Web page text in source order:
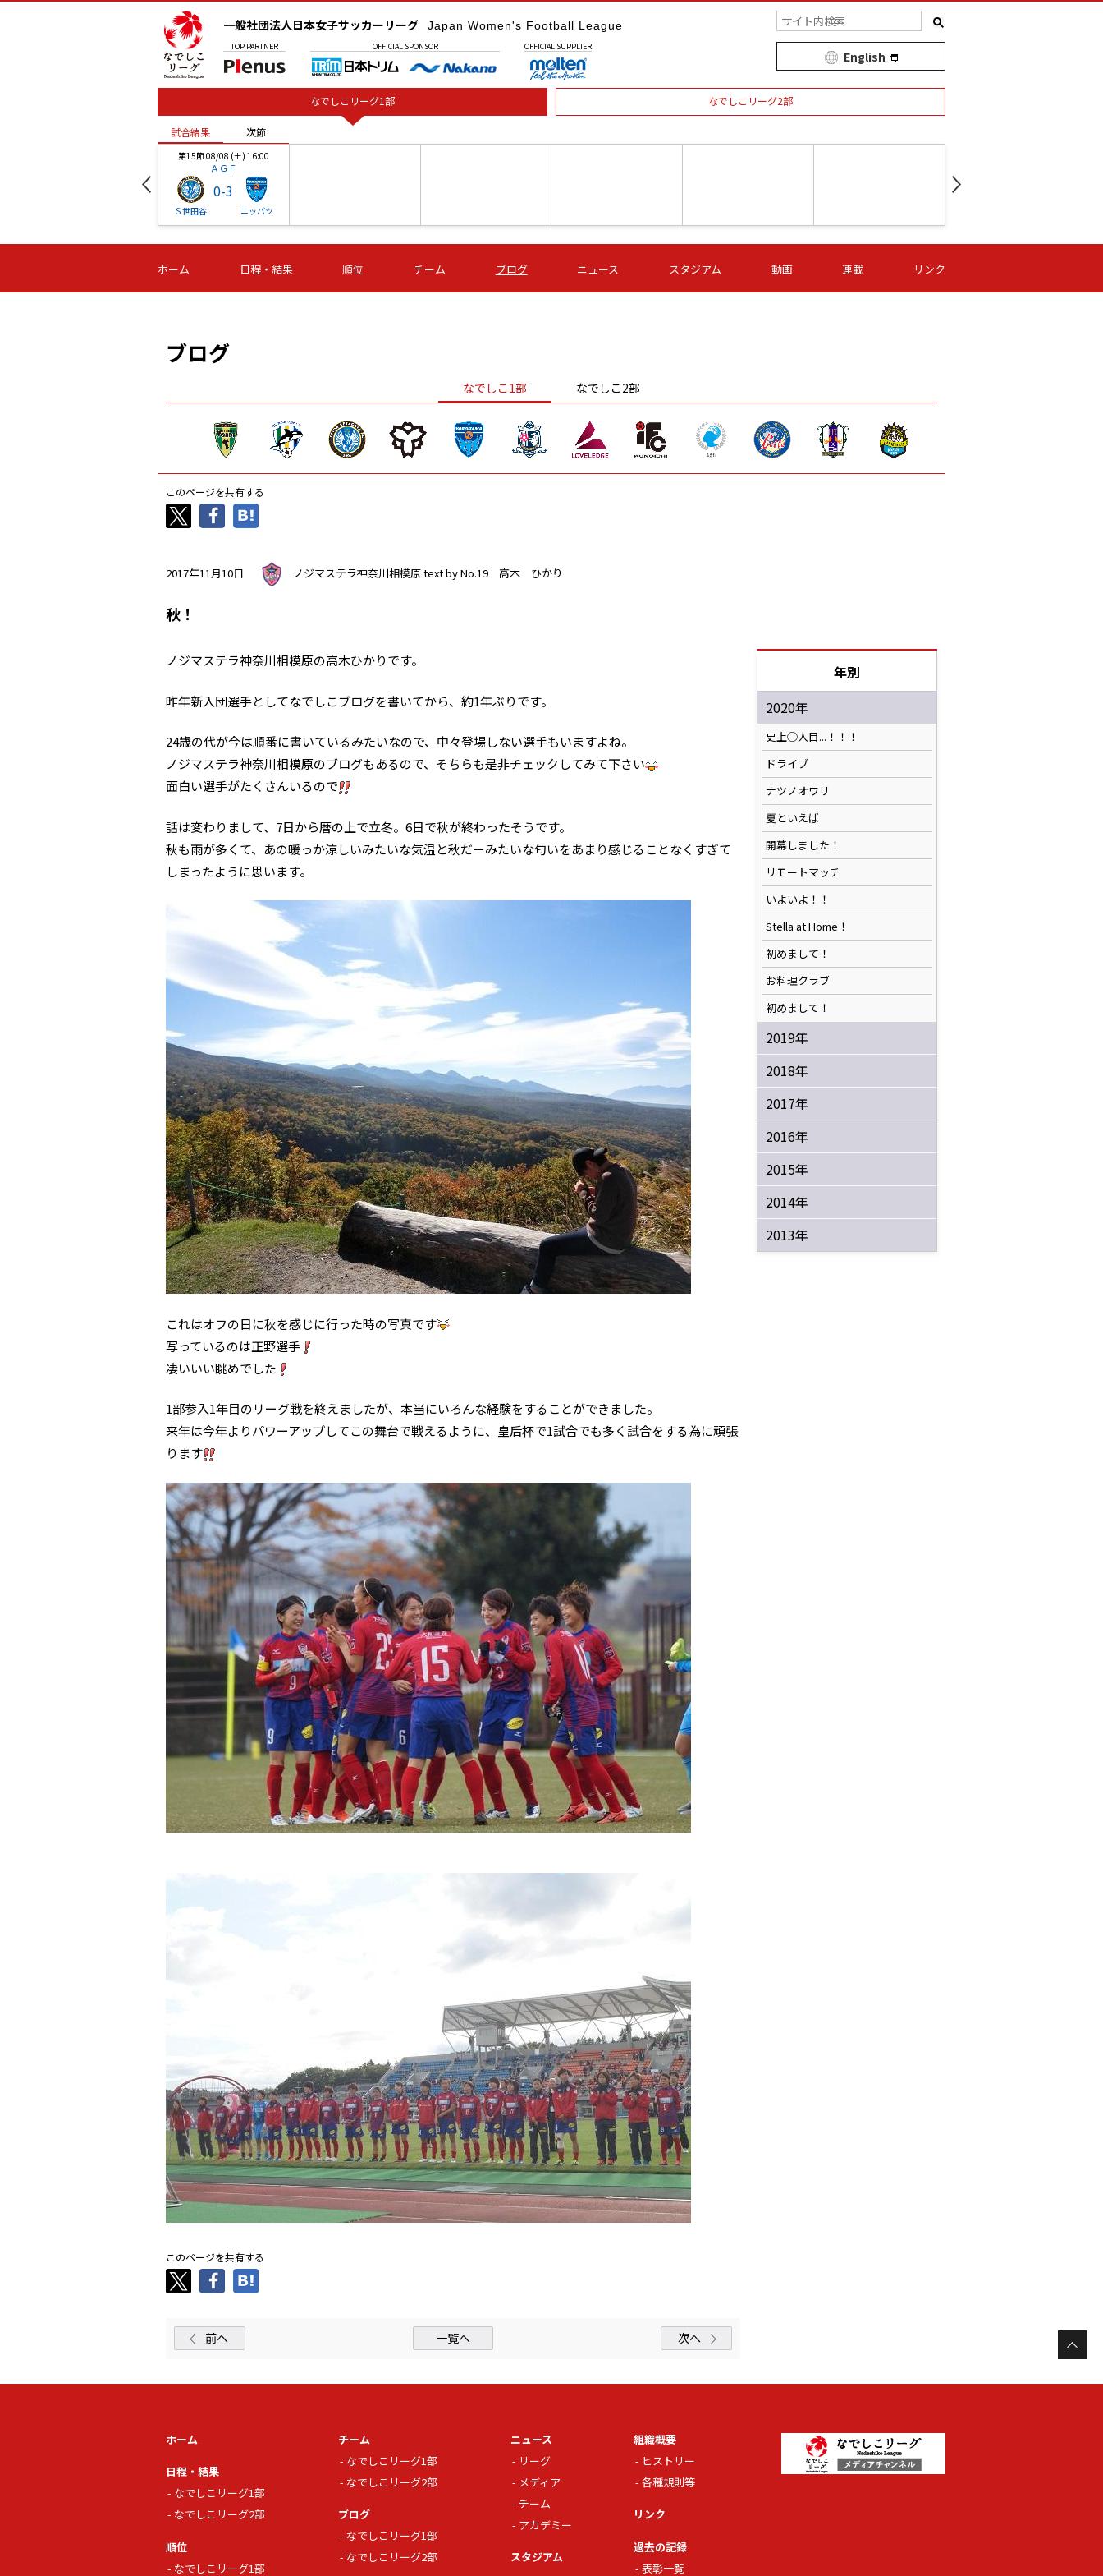
一般社団法人日本女子サッカーリーグ Japan Women's Football League
TOP PARTNER OFFICIAL SPONSOR OFFICIAL SUPPLIER
English
なでしこリーグ1部 なでしこリーグ2部
試合結果 次節
第15節 08/08 (土) 16:00
ＡＧＦ
Ｓ世田谷
0-3
ニッパツ
-
第16節 09/05 (土) 15:00
ニッパツ
-
第16節 09/05 (土) 15:00
石人の星
-
第16節 09/05 (土) 16:00
ＡＧＦ
-
いちご
-
第16節 09/06 (日) 15:00
-
第16節 09/06 (日) 15:00
- -
試合結果 次節
ホーム 日程・結果 順位 チーム ブログ ニュース スタジアム 動画 連載 リンク
ブログ
なでしこ1部 なでしこ2部
このページを共有する
2017年11月10日 ノジマステラ神奈川相模原text by No.19 高木 ひかり
秋！
ノジマステラ神奈川相模原の高木ひかりです。
昨年新入団選手としてなでしこブログを書いてから、約1年ぶりです。
24歳の代が今は順番に書いているみたいなので、中々登場しない選手もいますよね。
ノジマステラ神奈川相模原のブログもあるので、そちらも是非チェックしてみて下さい
面白い選手がたくさんいるので
話は変わりまして、7日から暦の上で立冬。6日で秋が終わったそうです。
秋も雨が多くて、あの暖っか涼しいみたいな気温と秋だーみたいな匂いをあまり感じることなくすぎて
しまったように思います。
これはオフの日に秋を感じに行った時の写真です
写っているのは正野選手
凄いいい眺めでした
1部参入1年目のリーグ戦を終えましたが、本当にいろんな経験をすることができました。
来年は今年よりパワーアップしてこの舞台で戦えるように、皇后杯で1試合でも多く試合をする為に頑張
ります
このページを共有する
前へ 一覧へ 次へ
年別
2020年
史上◯人目...！！！
ドライブ
ナツノオワリ
夏といえば
開幕しました！
リモートマッチ
いよいよ！！
Stella at Home！
初めまして！
お料理クラブ
初めまして！
2019年
2018年
2017年
2016年
2015年
2014年
2013年
ホーム
日程・結果
なでしこリーグ1部
なでしこリーグ2部
順位
なでしこリーグ1部
チーム
なでしこリーグ1部
なでしこリーグ2部
ブログ
なでしこリーグ1部
なでしこリーグ2部
ニュース
リーグ
メディア
チーム
アカデミー
スタジアム
組織概要
ヒストリー
各種規則等
リンク
過去の記録
表彰一覧